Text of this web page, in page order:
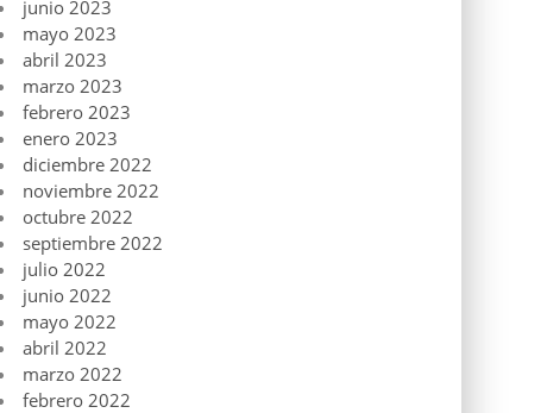
junio 2023
mayo 2023
abril 2023
marzo 2023
febrero 2023
enero 2023
diciembre 2022
noviembre 2022
octubre 2022
septiembre 2022
julio 2022
junio 2022
mayo 2022
abril 2022
marzo 2022
febrero 2022